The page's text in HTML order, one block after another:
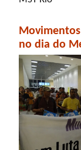
no dia do